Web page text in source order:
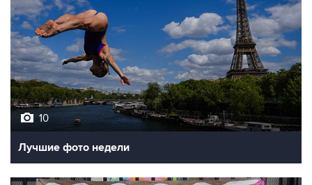
10
Лучшие фото недели